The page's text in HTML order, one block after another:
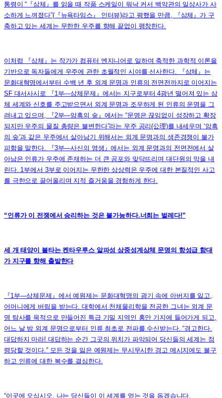
통령이 “『삼체』를 읽을 때 작품 스케일이 워낙 커서 백악관의 일상사가 사
소하게 느껴졌다”(『뉴욕타임스』 인터뷰)라고 평했을 만큼, 『삼체』가 구
축하고 있는 세계는 무한한 우주를 향해 끝없이 팽창한다.
이처럼 『삼체』는 작가가 컴퓨터 엔지니어로 일하며 축적한 과학적 이론을
기반으로 독자들에게 우주에 관한 초월적인 시야를 선사한다. 『삼체』는
문화대혁명에서부터 수백 년 후 외계 문명과 인류의 전면전까지로 이어지는
SF 대서사시로 『1부―삼체문제』에서는 지구로부터 4광년 떨어져 있는 삼
체 세계와 신호를 주고받으면서 외계 문명과 조우하게 된 인류의 운명을 그
려내고 있으며, 『2부―암흑의 숲』에서는 “문명은 끊임없이 성장하고 확장
되지만 우주의 물질 총량은 불변한다”라는 우주 공리(公理)를 내세우며 ‘암흑
의 숲’과 같은 우주에서 살아남기 위해서는 외계 문명과의 생존경쟁이 불가
피함을 말한다. 『3부―사신의 영생』에서는 외계 문명과의 전면전에서 살
아남은 인류가 우주에 존재하는 더 큰 공포와 맞닥뜨리며 대단원의 막을 내
린다. 1부에서 3부로 이어지는 무한한 상상력은 우주에 대한 본질적인 사고
를 극한으로 끌어올리며 지적 즐거움을 경험하게 한다.
“인류가 이 전쟁에서 승리하는 것은 불가능하다.너희는 벌레다!”
세 개 태양이 불타는 켄타우루스 알파성 삼중성계삼체 문명의 항성급 함대
가 지구를 향해 출발한다
『1부―삼체문제』에서 예원제는 문화대혁명의 광기 속에 아버지를 잃고,
어머니에게 버림을 받는다. 대학에서 천체물리학을 전공한 그녀는 외계 문
명 탐사를 목적으로 만들어진 특급 기밀 지역인 홍안 기지에 들어가게 되고,
어느 날 밤 외계 문명으로부터 인류 최초로 전파를 수신받는다. “경고한다.
대답하지 마라! 대답하는 순간 그곳의 위치가 파악되어 당신들의 세계는 점
령당할 것이다.” 모든 것을 잃은 예원제는 무시무시한 경고 메시지에도 불구
하고 인류에 대한 복수를 결심한다.
“이곳에 오십시오. 나는 당신들이 이 세계를 얻는 것을 돕겠습니다.